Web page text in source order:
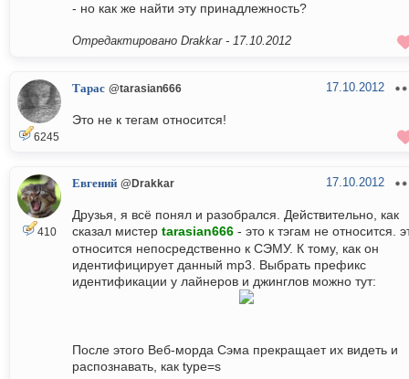
- но как же найти эту принадлежность?
Отредактировано Drakkar - 17.10.2012
6245
Тарас @tarasian666 17.10.2012
Это не к тегам относится!
410
Евгений @Drakkar 17.10.2012
Друзья, я всё понял и разобрался. Действительно, как
сказал мистер tarasian666 - это к тэгам не относится.
относится непосредственно к СЭМУ. К тому, как он
идентифицирует данный mp3. Выбрать префикс
идентификации у лайнеров и джинглов можно тут:
После этого Веб-морда Сэма прекращает их видеть и
распознавать, как type=s